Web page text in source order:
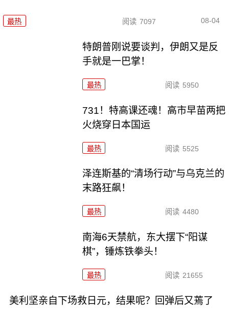
最热 阅读 7097 08-04
特朗普刚说要谈判，伊朗又是反
手就是一巴掌！
最热 阅读 5950
731！特高课还魂！高市早苗两把
火烧穿日本国运
最热 阅读 5525
泽连斯基的“清场行动”与乌克兰的
末路狂飙！
最热 阅读 4480
南海6天禁航，东大摆下“阳谋
棋”，锤炼铁拳头！
最热 阅读 21655
美利坚亲自下场救日元，结果呢？回弹后又蔫了